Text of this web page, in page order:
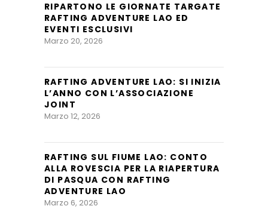
RIPARTONO LE GIORNATE TARGATE
RAFTING ADVENTURE LAO ED
EVENTI ESCLUSIVI
Marzo 20, 2026
RAFTING ADVENTURE LAO: SI INIZIA
L’ANNO CON L’ASSOCIAZIONE
JOINT
Marzo 12, 2026
RAFTING SUL FIUME LAO: CONTO
ALLA ROVESCIA PER LA RIAPERTURA
DI PASQUA CON RAFTING
ADVENTURE LAO
Marzo 6, 2026